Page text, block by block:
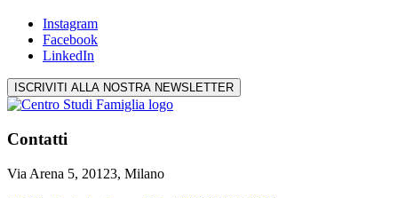
Instagram
Facebook
LinkedIn
ISCRIVITI ALLA NOSTRA NEWSLETTER
Contatti
Via Arena 5, 20123, Milano